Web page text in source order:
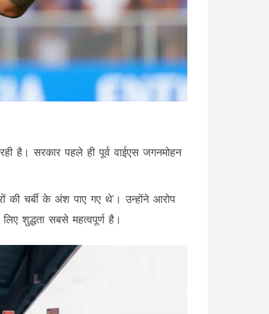
है। सरकार पहले ही पूर्व वाईएस जगनमोहन
की चर्बी के अंश पाए गए थे'। उन्होंने आरोप
शुद्धता सबसे महत्वपूर्ण है।